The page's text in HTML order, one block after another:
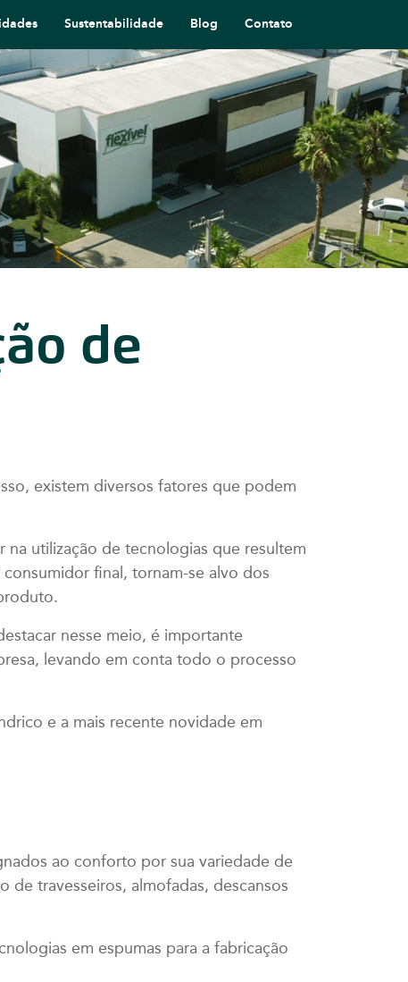
Sustentabilidade Blog Contato
de
existem diversos fatores que podem
utilização de tecnologias que resultem
final, tornam-se alvo dos
nesse meio, é importante
levando em conta todo o processo
e a mais recente novidade em
ao conforto por sua variedade de
de travesseiros, almofadas, descansos
em espumas para a fabricação